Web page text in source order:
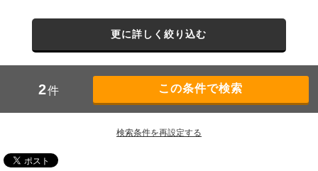
更に詳しく絞り込む
2件
検索条件を再設定する